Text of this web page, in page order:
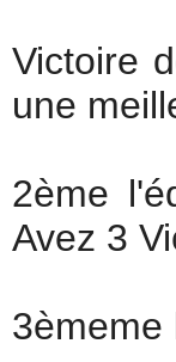
Victoire
une
2ème
Avez 3
3èmeme